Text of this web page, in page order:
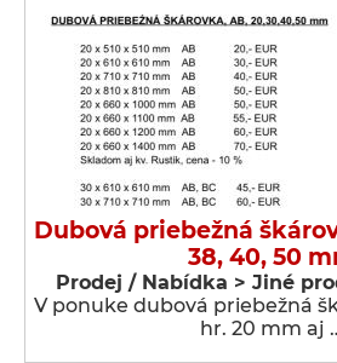
Dubová priebežná
38, 40, 50
Prodej / Nabídka > Jiné
V ponuke dubová priebežná
hr. 20 mm aj